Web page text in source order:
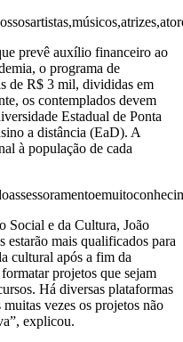
prevê auxílio financeiro ao
o programa de
de R$ 3 mil, divididas em
os contemplados devem
Estadual de Ponta
a distância (EaD). A
à população de cada
Social e da Cultura, João
estarão mais qualificados para
cultural após a fim da
projetos que sejam
Há diversas plataformas
vezes os projetos não
explicou.